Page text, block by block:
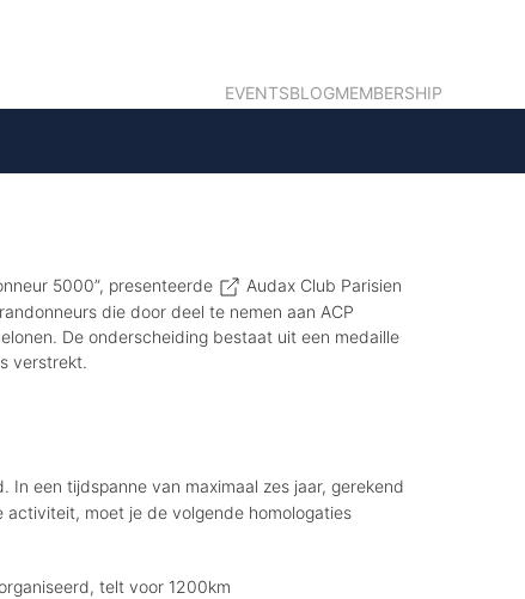
EVENTSBLOGMEMBERSHIP
5000”, presenteerde
Audax Club Parisien
die door deel te nemen aan ACP
De onderscheiding bestaat uit een medaille
verstrekt.
In een tijdspanne van maximaal zes jaar, gerekend
moet je de volgende homologaties
telt voor 1200km